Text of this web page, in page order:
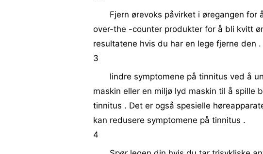
Fjern ørevoks påvirket i øregangen
over-the -counter produkter for å bli kvitt
resultatene hvis du har en lege fjerne den .
3
lindre symptomene på tinnitus ved å
maskin eller en miljø lyd maskin til å spille
tinnitus . Det er også spesielle
kan redusere symptomene på tinnitus .
4